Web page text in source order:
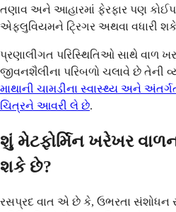
તણાવ અને આહારમાં ફેરફાર પણ
એફ્લુવિયમને ટ્રિગર અથવા વધારી
પ્રણાલીગત પરિસ્થિતિઓ સાથે વાળ
જીવનશૈલીના પરિબળો ચલાવે છે તેની
માથાની ચામડીના સ્વાસ્થ્ય અને
ચિત્રને આવરી લે છે.
શું મેટફોર્મિન ખરેખર
શકે છે?
રસપ્રદ વાત એ છે કે, ઉભરતા સંશોધન